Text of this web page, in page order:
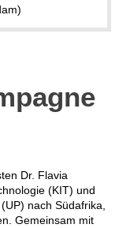
Dr. Flavia
(KIT) und
nach Südafrika,
Gemeinsam mit